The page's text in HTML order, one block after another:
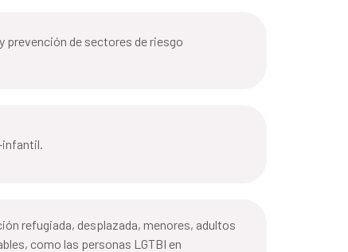
prevención de sectores de riesgo
infantil.
refugiada, desplazada, menores, adultos
como las personas LGTBI en